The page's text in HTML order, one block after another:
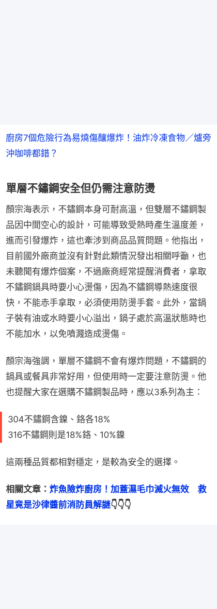
廚房7個危險行為易燒傷釀爆炸！油炸冷凍食物／爐旁
沖咖啡都錯？
單層不鏽鋼安全但仍需注意防燙
顏宗海表示，不鏽鋼本身可耐高溫，但雙層不鏽鋼製
品因中間空心的設計，可能導致受熱時產生溫度差，
進而引發爆炸，這也牽涉到商品品質問題。他指出，
目前國外廠商並沒有針對此類情況發出相關呼籲，也
未聽聞有爆炸個案，不過廠商經常提醒消費者，拿取
不鏽鋼鍋具時要小心燙傷，因為不鏽鋼導熱速度很
快，不能赤手拿取，必須使用防燙手套。此外，當鍋
子裝有油或水時要小心溢出，鍋子處於高溫狀態時也
不能加水，以免噴濺造成燙傷。
顏宗海強調，單層不鏽鋼不會有爆炸問題，不鏽鋼的
鍋具或餐具非常好用，但使用時一定要注意防燙。他
也提醒大家在選購不鏽鋼製品時，應以3系列為主：
304不鏽鋼含鎳、鉻各18%
316不鏽鋼則是18%鉻、10%鎳
這兩種品質都相對穩定，是較為安全的選擇。
相關文章： 炸魚險炸廚房！加蓋濕毛巾滅火無效　救
星竟是沙律醬前消防員解謎👇👇👇